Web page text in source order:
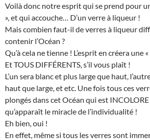
Voilà donc notre esprit qui se prend pour
», et qui accouche… D’un verre à liqueur !
Mais combien faut-il de verres à liqueur
contenir l’Océan ?
Qu’à cela ne tienne ! L’esprit en créera une «
Et TOUS DIFFÉRENTS, s’il vous plaît !
L’un sera blanc et plus large que haut,
haut que large, et etc. Une fois tous ces
plongés dans cet Océan qui est
qu’apparaît le miracle de l’individualité !
Eh bien, oui !
En effet, même si tous les verres sont